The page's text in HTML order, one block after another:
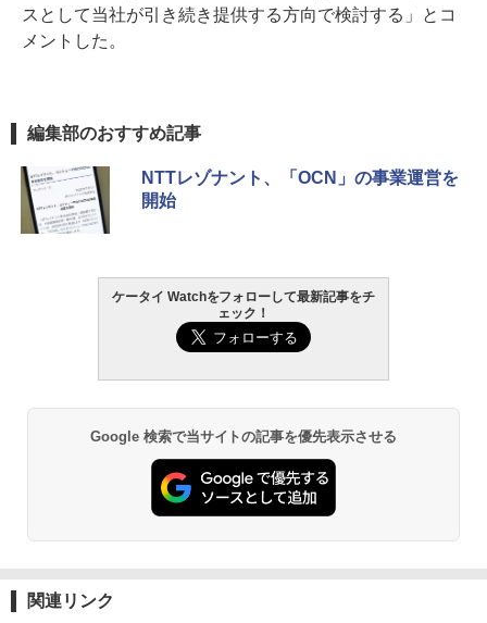
スとして当社が引き続き提供する方向で検討する」とコ
メントした。
編集部のおすすめ記事
NTTレゾナント、「OCN」の事業運営を
開始
ケータイ Watchをフォローして最新記事をチ
ェック！
Google 検索で当サイトの記事を優先表示させる
関連リンク